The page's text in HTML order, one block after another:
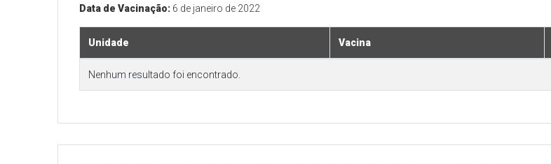
Data de Vacinação: 6 de janeiro de 2022
Unidade Vacina
Nenhum resultado foi encontrado.